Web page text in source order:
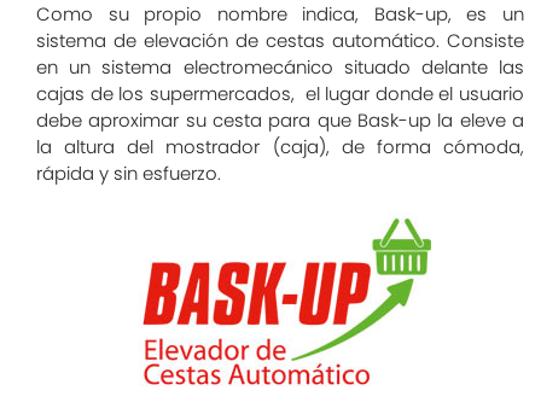
Como su propio nombre indica, Bask-up, es un
sistema de elevación de cestas automático. Consiste
en un sistema electromecánico situado delante las
cajas de los supermercados, el lugar donde el usuario
debe aproximar su cesta para que Bask-up la eleve a
la altura del mostrador (caja), de forma cómoda,
rápida y sin esfuerzo.